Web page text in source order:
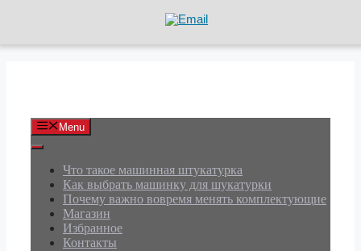
Menu
Что такое машинная штукатурка
Как выбрать машинку для шукатурки
Почему важно вовремя менять комплектующие
Магазин
Избранное
Контакты